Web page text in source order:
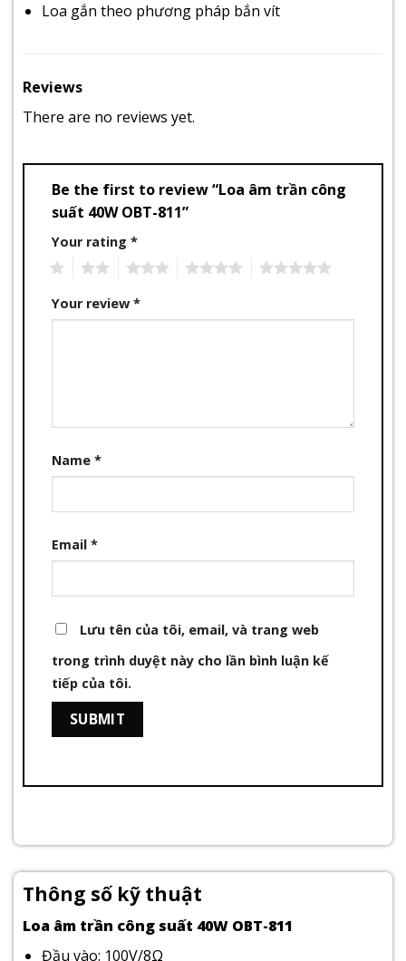
Loa gắn theo phương pháp bắn vít
Reviews
There are no reviews yet.
Be the first to review “Loa âm trần công
suất 40W OBT-811”
Your rating *
Your review *
Name *
Email *
Lưu tên của tôi, email, và trang web
trong trình duyệt này cho lần bình luận kế
tiếp của tôi.
Thông số kỹ thuật
Loa âm trần công suất 40W OBT-811
Đầu vào: 100V/8Ω